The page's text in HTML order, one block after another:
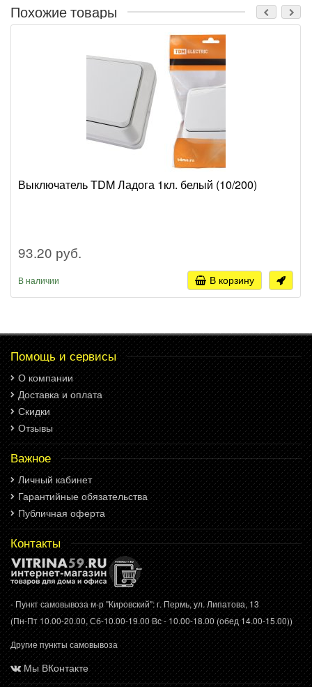
Похожие товары
Выключатель TDM Ладога 1кл. белый (10/200)
93.20 руб.
В наличии В корзину
Помощь и сервисы
О компании
Доставка и оплата
Скидки
Отзывы
Важное
Личный кабинет
Гарантийные обязательства
Публичная оферта
Контакты
- Пункт самовывоза м-р "Кировский": г. Пермь, ул. Липатова, 13
(Пн-Пт 10.00-20.00, Сб-10.00-19.00 Вс - 10.00-18.00 (обед 14.00-15.00))
Другие пункты самовывоза
Мы ВКонтакте